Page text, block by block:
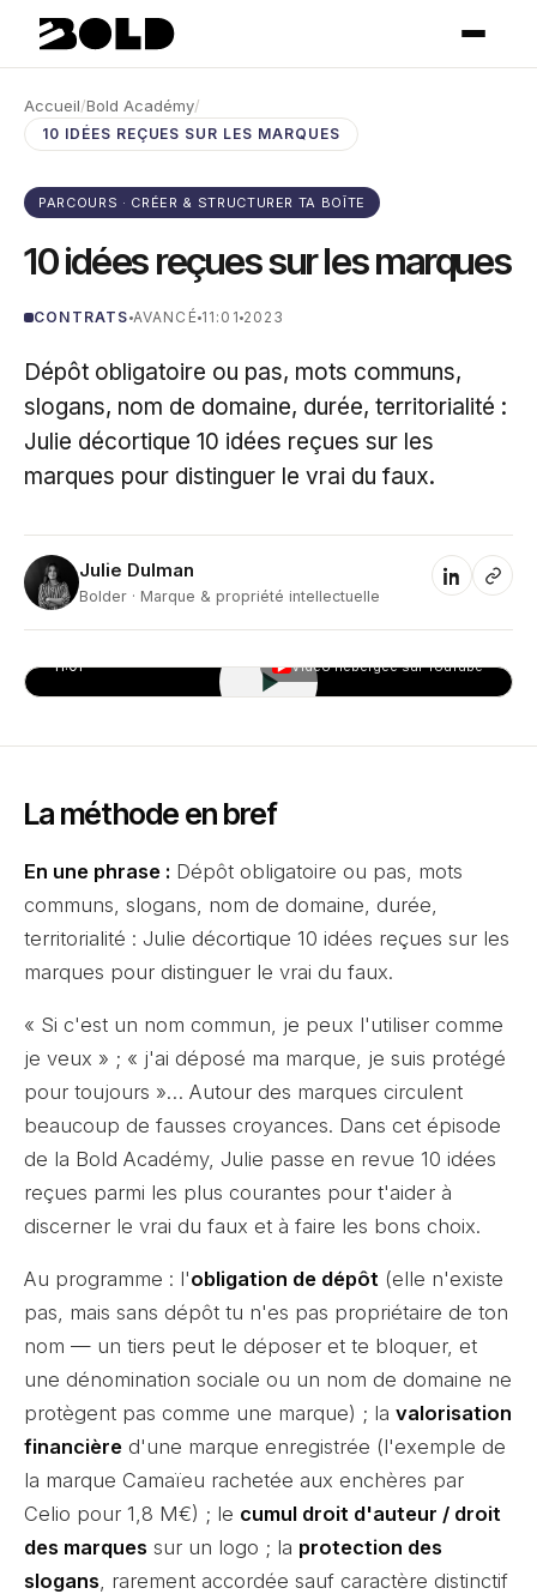
Accueil/Bold Académy/
10 IDÉES REÇUES SUR LES MARQUES
PARCOURS · CRÉER & STRUCTURER TA BOÎTE
10 idées reçues sur les marques
CONTRATS AVANCÉ 11:01 2023
Dépôt obligatoire ou pas, mots communs,
slogans, nom de domaine, durée, territorialité :
Julie décortique 10 idées reçues sur les
marques pour distinguer le vrai du faux.
JD
Julie Dulman
Bolder · Marque & propriété intellectuelle
11:01 ▶ Vidéo hébergée sur YouTube
La méthode en bref
En une phrase : Dépôt obligatoire ou pas, mots
communs, slogans, nom de domaine, durée,
territorialité : Julie décortique 10 idées reçues sur les
marques pour distinguer le vrai du faux.
« Si c'est un nom commun, je peux l'utiliser comme
je veux » ; « j'ai déposé ma marque, je suis protégé
pour toujours »… Autour des marques circulent
beaucoup de fausses croyances. Dans cet épisode
de la Bold Académy, Julie passe en revue 10 idées
reçues parmi les plus courantes pour t'aider à
discerner le vrai du faux et à faire les bons choix.
Au programme : l'obligation de dépôt (elle n'existe
pas, mais sans dépôt tu n'es pas propriétaire de ton
nom — un tiers peut le déposer et te bloquer, et
une dénomination sociale ou un nom de domaine ne
protègent pas comme une marque) ; la valorisation
financière d'une marque enregistrée (l'exemple de
la marque Camaïeu rachetée aux enchères par
Celio pour 1,8 M€) ; le cumul droit d'auteur / droit
des marques sur un logo ; la protection des
slogans, rarement accordée sauf caractère distinctif